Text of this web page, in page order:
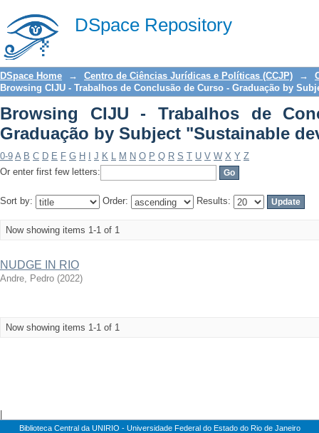
DSpace Repository
Browsing CIJU - Trabalhos de
"Sustainable development"
DSpace Home → Centro de Ciências Jurídicas e Políticas (CCJP) →
Browsing CIJU - Trabalhos de Conclusão de Curso - Graduação by
Browsing CIJU - Trabalhos de
Graduação by Subject "Sustainable
0-9 A B C D E F G H J K L M N O P Q R S T U V W X Y Z
Or enter first few letters:
Sort by: Order: Results:
Now showing items 1-1 of 1
NUDGE IN RIO
Andre, Pedro (2022)
Now showing items 1-1 of 1
Biblioteca Central da UNIRIO - Universidade Federal do Estado do Rio de Janeiro